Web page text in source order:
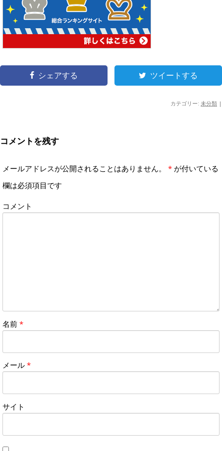
シェアする ツイートする
カテゴリー: 未分類 |
コメントを残す
メールアドレスが公開されることはありません。 * が付いている
欄は必須項目です
コメント
名前 *
メール *
サイト